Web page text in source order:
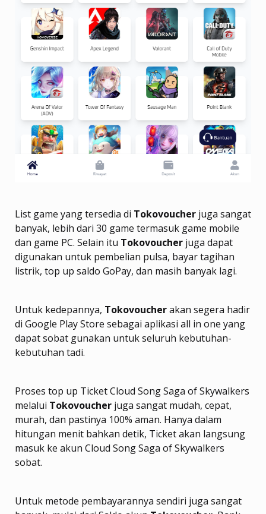
List game yang tersedia di Tokovoucher juga sangat
banyak, lebih dari 30 game termasuk game mobile
dan game PC. Selain itu Tokovoucher juga dapat
digunakan untuk pembelian pulsa, bayar tagihan
listrik, top up saldo GoPay, dan masih banyak lagi.
Untuk kedepannya, Tokovoucherakan segera hadir
di Google Play Store sebagai aplikasi all in one yang
dapat sobat gunakan untuk seluruh kebutuhan-
kebutuhan tadi.
Proses top up Ticket Cloud Song Saga of Skywalkers
melalui Tokovoucher juga sangat mudah, cepat,
murah, dan pastinya 100% aman. Hanya dalam
hitungan menit bahkan detik, Ticket akan langsung
masuk ke akun Cloud Song Saga of Skywalkers
sobat.
Untuk metode pembayarannya sendiri juga sangat